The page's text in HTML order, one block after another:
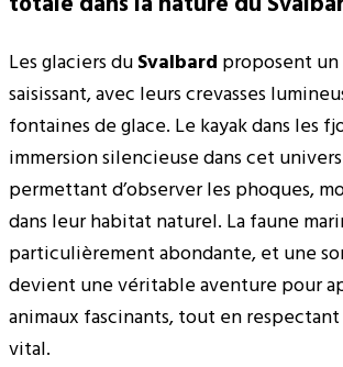
Les glaciers duSvalbard proposent un
saisissant, avec leurs crevasses
fontaines de glace. Le kayak dans les
immersion silencieuse dans cet
permettant d’observer les phoques,
dans leur habitat naturel. La faune
particulièrement abondante, et une
devient une véritable aventure pour
animaux fascinants, tout en
vital.